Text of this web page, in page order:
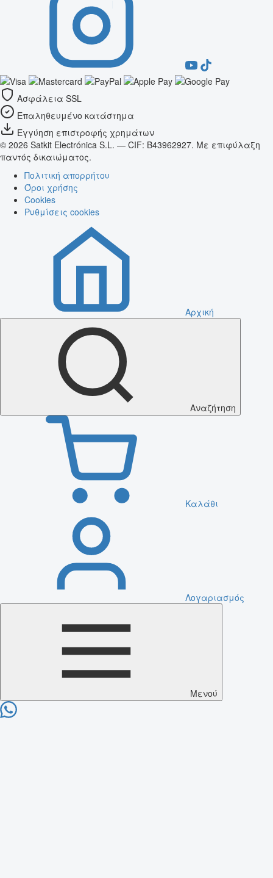
Ασφάλεια SSL
Επαληθευμένο κατάστημα
Εγγύηση επιστροφής χρημάτων
© 2026 Satkit Electrónica S.L. — CIF: B43962927. Με επιφύλαξη
παντός δικαιώματος.
Πολιτική απορρήτου
Όροι χρήσης
Cookies
Ρυθμίσεις cookies
Αρχική
Αναζήτηση
Καλάθι
Λογαριασμός
Μενού